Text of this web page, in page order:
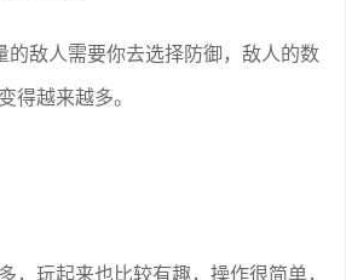
的敌人需要你去选择防御，敌人的数
得越来越多。
，玩起来也比较有趣，操作很简单，